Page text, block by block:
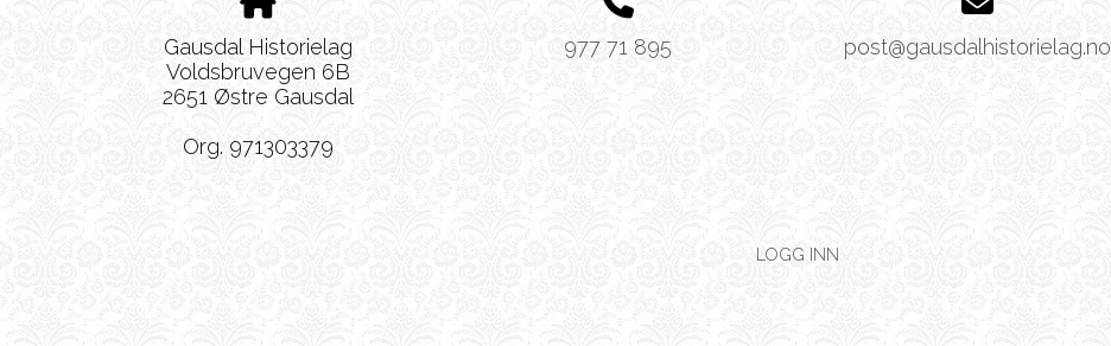
Gausdal Historielag
Voldsbruvegen 6B
2651 Østre Gausdal
Org. 971303379
977 71 895 post@gausdalhistorielag.no
LOGG INN